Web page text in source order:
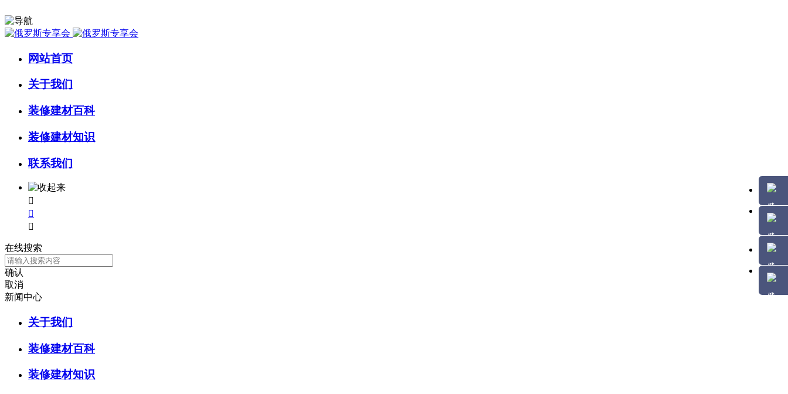
网站首页
关于我们
装修建材百科
装修建材知识
联系我们



在线搜索
确认
取消
新闻中心
关于我们
装修建材百科
装修建材知识